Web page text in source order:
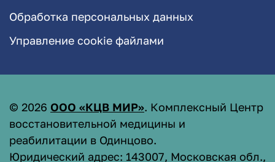
Обработка персональных данных
Управление cookie файлами
© 2026 ООО «КЦВ МИР». Комплексный Центр
восстановительной медицины и
реабилитации в Одинцово.
Юридический адрес: 143007, Московская обл.,